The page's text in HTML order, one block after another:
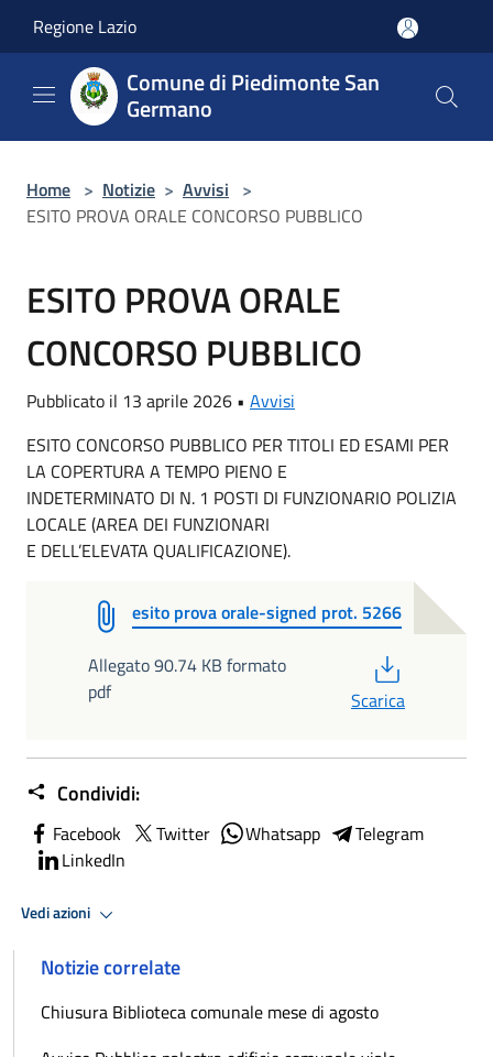
Regione Lazio
Comune di Piedimonte San
Germano
Home > Notizie > Avvisi >
ESITO PROVA ORALE CONCORSO PUBBLICO
ESITO PROVA ORALE
CONCORSO PUBBLICO
Pubblicato il 13 aprile 2026 • Avvisi
ESITO CONCORSO PUBBLICO PER TITOLI ED ESAMI PER
LA COPERTURA A TEMPO PIENO E
INDETERMINATO DI N. 1 POSTI DI FUNZIONARIO POLIZIA
LOCALE (AREA DEI FUNZIONARI
E DELL’ELEVATA QUALIFICAZIONE).
esito prova orale-signed prot. 5266
Allegato 90.74 KB formato
pdf
Scarica
Condividi:
Facebook Twitter Whatsapp
Telegram
LinkedIn
Vedi azioni
Notizie correlate
Chiusura Biblioteca comunale mese di agosto